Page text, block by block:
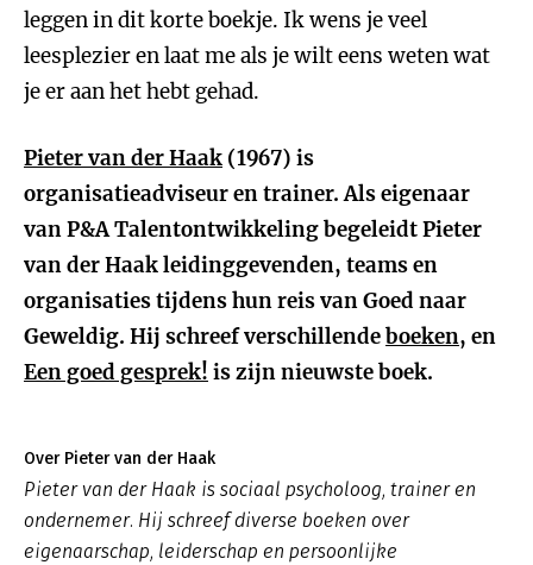
leggen in dit korte boekje. Ik wens je veel
leesplezier en laat me als je wilt eens weten wat
je er aan het hebt gehad.
Pieter van der Haak (1967) is
organisatieadviseur en trainer. Als eigenaar
van P&A Talentontwikkeling begeleidt Pieter
van der Haak leidinggevenden, teams en
organisaties tijdens hun reis van Goed naar
Geweldig. Hij schreef verschillendeboeken, en
Een goed gesprek! is zijn nieuwste boek.
Over Pieter van der Haak
Pieter van der Haak is sociaal psycholoog, trainer en
ondernemer. Hij schreef diverse boeken over
eigenaarschap, leiderschap en persoonlijke